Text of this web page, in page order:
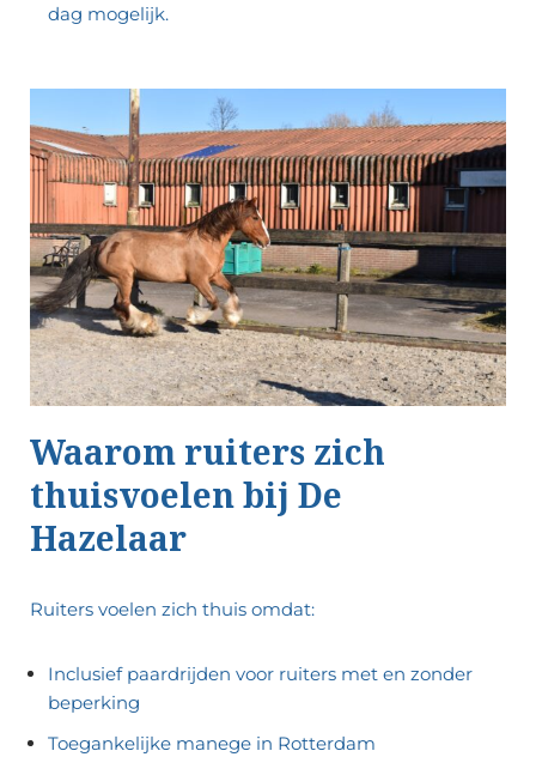
dag mogelijk.
Waarom ruiters zich
thuisvoelen bij De
Hazelaar
Ruiters voelen zich thuis omdat:
Inclusief paardrijden voor ruiters met en zonder
beperking
Toegankelijke manege in Rotterdam